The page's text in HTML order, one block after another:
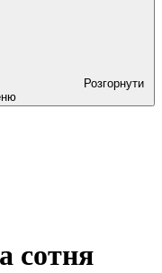
Розгорнути
сотня